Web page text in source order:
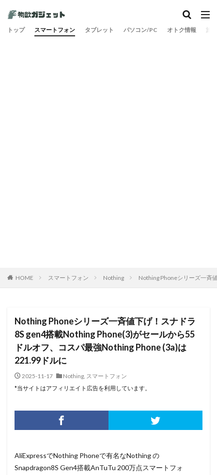
トップ スマートフォン タブレット パソコン/PC オトク情報 旅
HOME スマートフォン Nothing Nothing Phoneシリーズ一斉
Nothing Phoneシリーズ一斉値下げ！スナドラ
8S gen4搭載Nothing Phone(3)がセールから55
ドルオフ、コスパ最強Nothing Phone (3a)は
221.99ドルに
2025-11-17 Nothing, スマートフォン
*当サイトはアフィリエイト広告を利用しています。
AliExpressでNothing Phoneで有名なNothing の
Snapdragon8S Gen4搭載AnTuTu 200万点スマートフォ
カテゴリー